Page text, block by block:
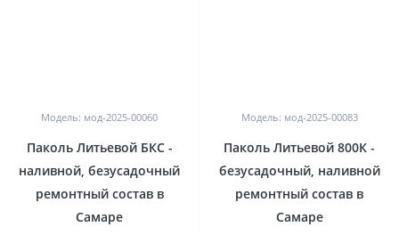
Модель: мод-2025-00060
Паколь Литьевой БКС -
наливной, безусадочный
ремонтный состав в
Самаре
Модель: мод-2025-00083
Паколь Литьевой 800К -
безусадочный, наливной
ремонтный состав в
Самаре